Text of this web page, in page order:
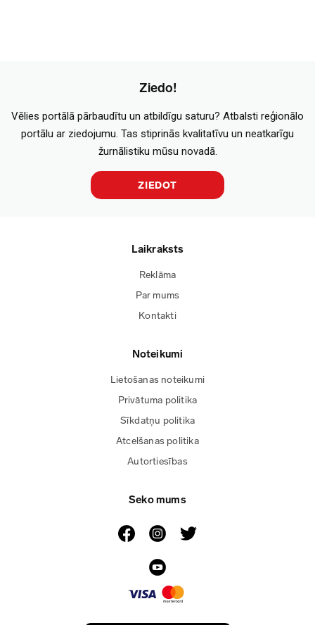
Ziedo!
Vēlies portālā pārbaudītu un atbildīgu saturu? Atbalsti reģionālo
portālu ar ziedojumu. Tas stiprinās kvalitatīvu un neatkarīgu
žurnālistiku mūsu novadā.
ZIEDOT
Laikraksts
Reklāma
Par mums
Kontakti
Noteikumi
Lietošanas noteikumi
Privātuma politika
Sīkdatņu politika
Atcelšanas politika
Autortiesības
Seko mums